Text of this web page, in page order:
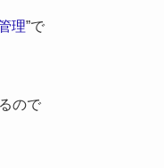
理”で
ので